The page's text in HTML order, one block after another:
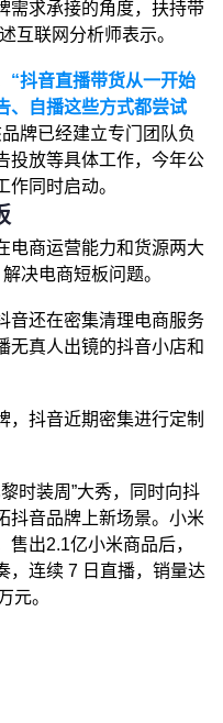
需求承接的角度，扶持带
互联网分析师表示。
“抖音直播带货从一开始
、自播这些方式都尝试
牌已经建立专门团队负
投放等具体工作，今年公
同时启动。
电商运营能力和货源两大
决电商短板问题。
音还在密集清理电商服务
无真人出镜的抖音小店和
，抖音近期密集进行定制
时装周”大秀，同时向抖
抖音品牌上新场景。小米
出2.1亿小米商品后，
，连续 7 日直播，销量达
元。